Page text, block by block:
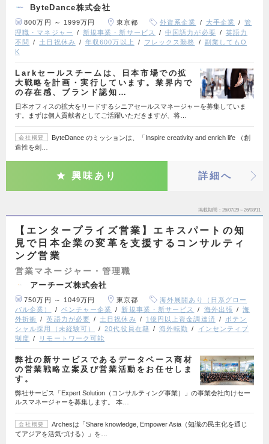
ByteDance株式会社
800万円 ～ 1999万円 東京都 外資系企業 大手企業
管
理職・マネジャー
新規事業・新サービス 中国語力が必要
英語力
不問
土日祝休み 年収600万以上 フレックス勤務
副業してもO
K
Larkセールスチームは、日本市場での拡
大戦略を計画・実行しています。業界内で
の存在感、ブランド認知…
日本オフィスの拡大をリードするシニアセールスマネージャーを募集していま
す。まずは個人貢献者としてご活躍いただきますが、将…
会社概要
ByteDance のミッションは、「Inspire creativity and enrich life （創
造性を刺…
興味あり 詳細へ
掲載期間 26/07/29～26/08/11
【エンタープライズ営業】エキスパートの知
見で日本企業の変革を支援するコンサルティ
ング営業
営業マネージャー・管理職
アーチーズ株式会社
750万円 ～ 1049万円 東京都
海外展開あり（日系グロー
バル企業）
ベンチャー企業 新規事業・新サービス 海外出張
海
外折衝
英語力が必要 土日祝休み 1億円以上資金調達済
ポテン
シャル採用（未経験可）
20代役員在籍 海外転勤
インセンティブ
制度
リモートワーク可能
弊社の新サービスであるデータベース商材
の営業戦略立案及び営業活動をお任せしま
す。
弊社サービス「Expert Solution（コンサルティング事業）」の事業会社向けセー
ルスマネージャーを募集します。 本…
会社概要
Archesは「Share knowledge, Empower Asia（知識の民主化を通じ
てアジアを活気づける）」を…